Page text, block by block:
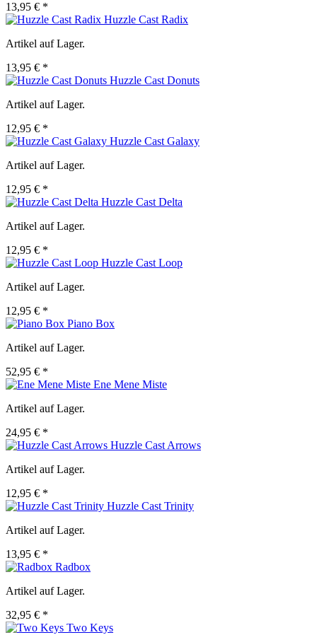
13,95 € *
Huzzle Cast Radix
Artikel auf Lager.
13,95 € *
Huzzle Cast Donuts
Artikel auf Lager.
12,95 € *
Huzzle Cast Galaxy
Artikel auf Lager.
12,95 € *
Huzzle Cast Delta
Artikel auf Lager.
12,95 € *
Huzzle Cast Loop
Artikel auf Lager.
12,95 € *
Piano Box
Artikel auf Lager.
52,95 € *
Ene Mene Miste
Artikel auf Lager.
24,95 € *
Huzzle Cast Arrows
Artikel auf Lager.
12,95 € *
Huzzle Cast Trinity
Artikel auf Lager.
13,95 € *
Radbox
Artikel auf Lager.
32,95 € *
Two Keys